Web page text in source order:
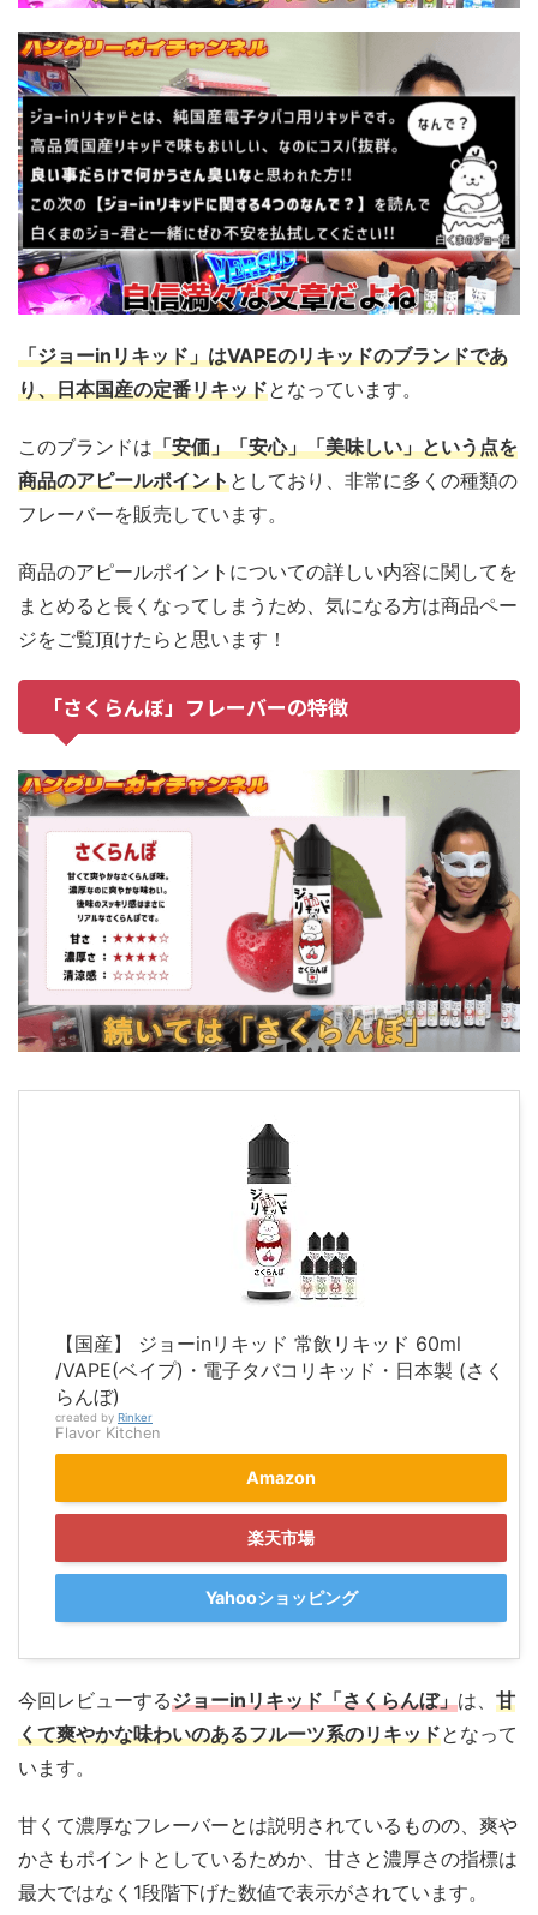
「ジョーinリキッド」はVAPEのリキッドのブランドであ
り、日本国産の定番リキッドとなっています。
このブランドは「安価」「安心」「美味しい」という点を
商品のアピールポイントとしており、非常に多くの種類の
フレーバーを販売しています。
商品のアピールポイントについての詳しい内容に関してを
まとめると長くなってしまうため、気になる方は商品ペー
ジをご覧頂けたらと思います！
「さくらんぼ」フレーバーの特徴
【国産】 ジョーinリキッド 常飲リキッド 60ml
/VAPE(ベイプ)・電子タバコリキッド・日本製 (さく
らんぼ)
created by Rinker
Flavor Kitchen
Amazon
楽天市場
Yahooショッピング
今回レビューするジョーinリキッド「さくらんぼ」は、 甘
くて爽やかな味わいのあるフルーツ系のリキッドとなって
います。
甘くて濃厚なフレーバーとは説明されているものの、爽や
かさもポイントとしているためか、甘さと濃厚さの指標は
最大ではなく1段階下げた数値で表示がされています。